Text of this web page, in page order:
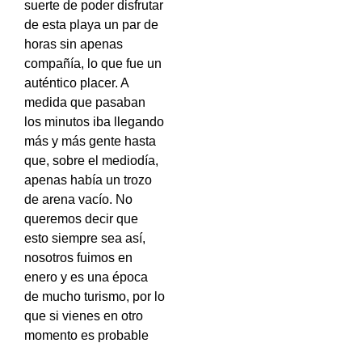
suerte de poder disfrutar
de esta playa un par de
horas sin apenas
compañía, lo que fue un
auténtico placer. A
medida que pasaban
los minutos iba llegando
más y más gente hasta
que, sobre el mediodía,
apenas había un trozo
de arena vacío. No
queremos decir que
esto siempre sea así,
nosotros fuimos en
enero y es una época
de mucho turismo, por lo
que si vienes en otro
momento es probable